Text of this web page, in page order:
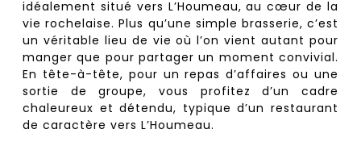
idéalement situé vers L’Houmeau, au cœur de la
vie rochelaise. Plus qu’une simple brasserie, c’est
un véritable lieu de vie où l’on vient autant pour
manger que pour partager un moment convivial.
En tête-à-tête, pour un repas d’affaires ou une
sortie de groupe, vous profitez d’un cadre
chaleureux et détendu, typique d’un restaurant
de caractère vers L’Houmeau.